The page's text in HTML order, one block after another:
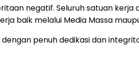
negatif. Seluruh satuan kerja
baik melalui Media Massa
penuh dedikasi dan